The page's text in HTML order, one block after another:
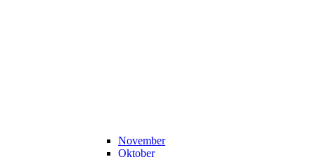
November
Oktober